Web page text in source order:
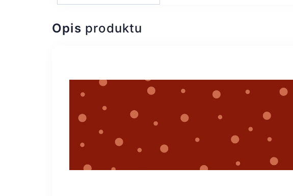
Opis produktu